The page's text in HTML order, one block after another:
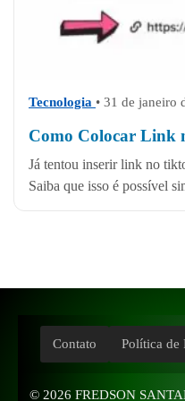
Tecnologia • 31 de janeiro
Como Colocar Link
Já tentou inserir link no
Saiba que isso é possível
Contato Política de
© 2026 FREDSON